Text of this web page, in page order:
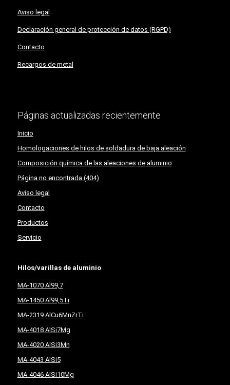
Aviso legal
Declaración general de protección de datos (RGPD)
Contacto
Recargos de metal
Páginas actualizadas recientemente
Inicio
Homologaciones de hilos de soldadura de baja aleación
Composición química de las aleaciones de aluminio
Página no encontrada (404)
Aviso legal
Contacto
Productos
Servicio
Hilos/varillas de aluminio
MA-1070 Al99,7
MA-1450 Al99,5Ti
MA-2319 AlCu6MnZrTi
MA-4018 AlSi7Mg
MA-4020 AlSi3Mn
MA-4043 AlSi5
MA-4046 AlSi10Mg